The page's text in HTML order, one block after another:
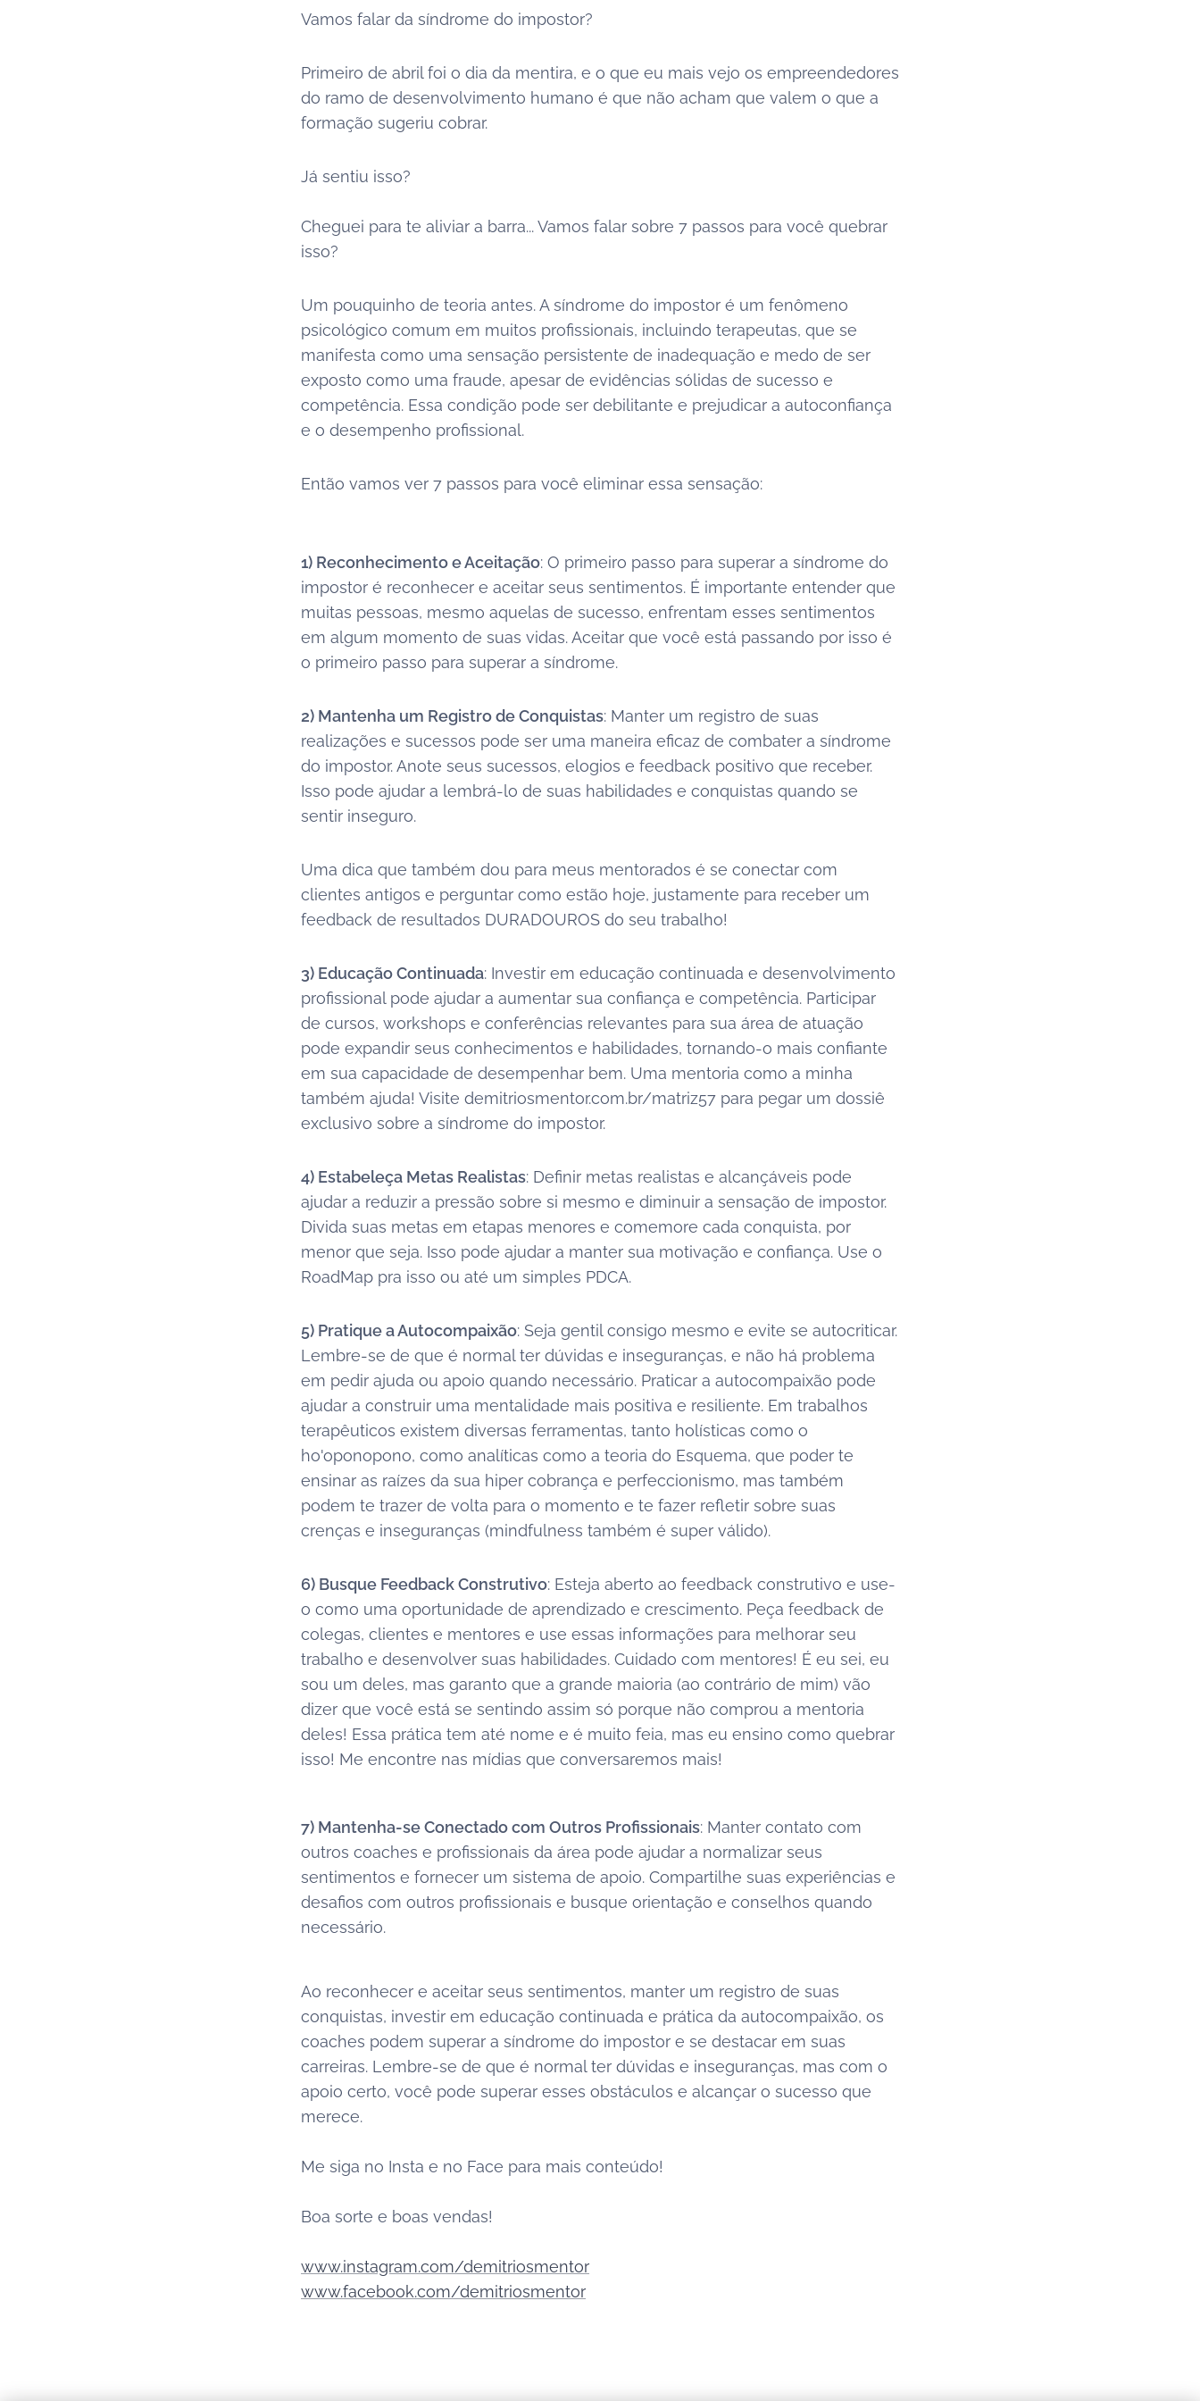
Vamos falar da síndrome do impostor?
Primeiro de abril foi o dia da mentira, e o que eu mais vejo os empreendedores
do ramo de desenvolvimento humano é que não acham que valem o que a
formação sugeriu cobrar.
Já sentiu isso?
Cheguei para te aliviar a barra... Vamos falar sobre 7 passos para você quebrar
isso?
Um pouquinho de teoria antes. A síndrome do impostor é um fenômeno
psicológico comum em muitos profissionais, incluindo terapeutas, que se
manifesta como uma sensação persistente de inadequação e medo de ser
exposto como uma fraude, apesar de evidências sólidas de sucesso e
competência. Essa condição pode ser debilitante e prejudicar a autoconfiança
e o desempenho profissional.
Então vamos ver 7 passos para você eliminar essa sensação:
1) Reconhecimento e Aceitação: O primeiro passo para superar a síndrome do
impostor é reconhecer e aceitar seus sentimentos. É importante entender que
muitas pessoas, mesmo aquelas de sucesso, enfrentam esses sentimentos
em algum momento de suas vidas. Aceitar que você está passando por isso é
o primeiro passo para superar a síndrome.
2) Mantenha um Registro de Conquistas: Manter um registro de suas
realizações e sucessos pode ser uma maneira eficaz de combater a síndrome
do impostor. Anote seus sucessos, elogios e feedback positivo que receber.
Isso pode ajudar a lembrá-lo de suas habilidades e conquistas quando se
sentir inseguro.
Uma dica que também dou para meus mentorados é se conectar com
clientes antigos e perguntar como estão hoje, justamente para receber um
feedback de resultados DURADOUROS do seu trabalho!
3) Educação Continuada: Investir em educação continuada e desenvolvimento
profissional pode ajudar a aumentar sua confiança e competência. Participar
de cursos, workshops e conferências relevantes para sua área de atuação
pode expandir seus conhecimentos e habilidades, tornando-o mais confiante
em sua capacidade de desempenhar bem. Uma mentoria como a minha
também ajuda! Visite demitriosmentor.com.br/matriz57 para pegar um dossiê
exclusivo sobre a síndrome do impostor.
4) Estabeleça Metas Realistas: Definir metas realistas e alcançáveis pode
ajudar a reduzir a pressão sobre si mesmo e diminuir a sensação de impostor.
Divida suas metas em etapas menores e comemore cada conquista, por
menor que seja. Isso pode ajudar a manter sua motivação e confiança. Use o
RoadMap pra isso ou até um simples PDCA.
5) Pratique a Autocompaixão: Seja gentil consigo mesmo e evite se autocriticar.
Lembre-se de que é normal ter dúvidas e inseguranças, e não há problema
em pedir ajuda ou apoio quando necessário. Praticar a autocompaixão pode
ajudar a construir uma mentalidade mais positiva e resiliente. Em trabalhos
terapêuticos existem diversas ferramentas, tanto holísticas como o
ho'oponopono, como analíticas como a teoria do Esquema, que poder te
ensinar as raízes da sua hiper cobrança e perfeccionismo, mas também
podem te trazer de volta para o momento e te fazer refletir sobre suas
crenças e inseguranças (mindfulness também é super válido).
6) Busque Feedback Construtivo: Esteja aberto ao feedback construtivo e use-
o como uma oportunidade de aprendizado e crescimento. Peça feedback de
colegas, clientes e mentores e use essas informações para melhorar seu
trabalho e desenvolver suas habilidades. Cuidado com mentores! É eu sei, eu
sou um deles, mas garanto que a grande maioria (ao contrário de mim) vão
dizer que você está se sentindo assim só porque não comprou a mentoria
deles! Essa prática tem até nome e é muito feia, mas eu ensino como quebrar
isso! Me encontre nas mídias que conversaremos mais!
7) Mantenha-se Conectado com Outros Profissionais: Manter contato com
outros coaches e profissionais da área pode ajudar a normalizar seus
sentimentos e fornecer um sistema de apoio. Compartilhe suas experiências e
desafios com outros profissionais e busque orientação e conselhos quando
necessário.
Ao reconhecer e aceitar seus sentimentos, manter um registro de suas
conquistas, investir em educação continuada e prática da autocompaixão, os
coaches podem superar a síndrome do impostor e se destacar em suas
carreiras. Lembre-se de que é normal ter dúvidas e inseguranças, mas com o
apoio certo, você pode superar esses obstáculos e alcançar o sucesso que
merece.
Me siga no Insta e no Face para mais conteúdo!
Boa sorte e boas vendas!
www.instagram.com/demitriosmentor
www.facebook.com/demitriosmentor